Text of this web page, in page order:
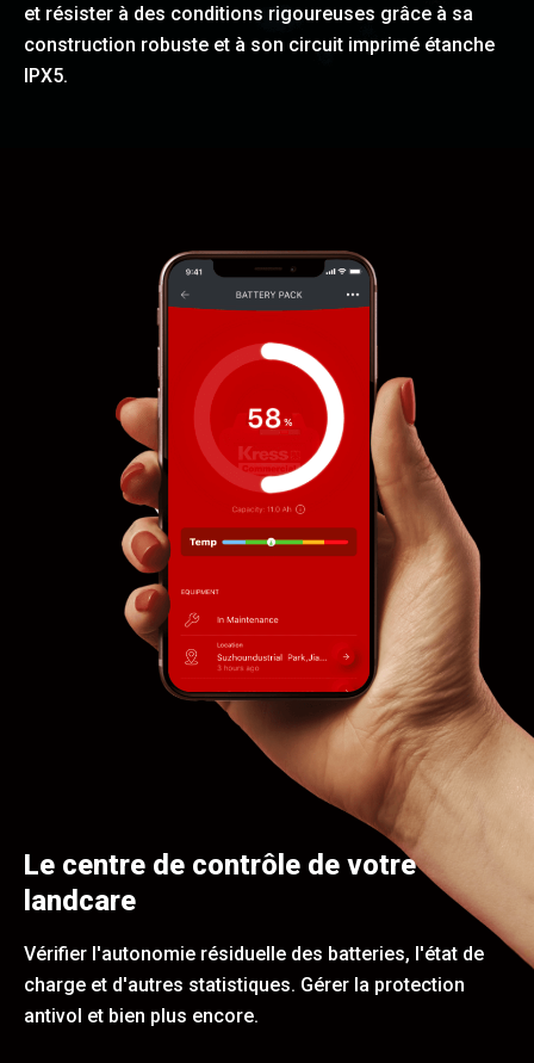
et résister à des conditions rigoureuses grâce à sa
construction robuste et à son circuit imprimé étanche
IPX5.
Le centre de contrôle de votre
landcare
Vérifier l'autonomie résiduelle des batteries, l'état de
charge et d'autres statistiques. Gérer la protection
antivol et bien plus encore.